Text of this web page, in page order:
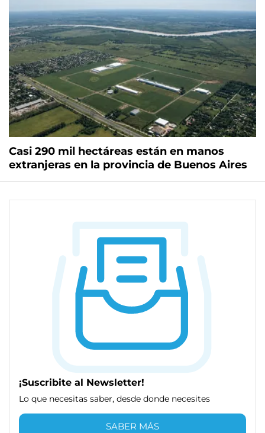
Casi 290 mil hectáreas están en manos
extranjeras en la provincia de Buenos Aires
¡Suscribite al Newsletter!
Lo que necesitas saber, desde donde necesites
SABER MÁS